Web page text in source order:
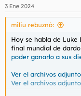
3 Ene 2024
miliu rebuznó:
Hoy se habla de
final mundial de
poder ganarlo a sus
Ver el archivos
Ver el archivos